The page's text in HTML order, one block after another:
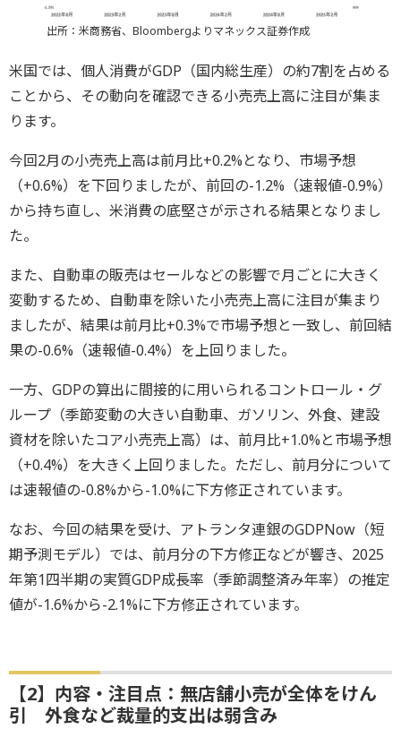
出所：米商務省、Bloombergよりマネックス証券作成
米国では、個人消費がGDP（国内総生産）の約7割を占める
ことから、その動向を確認できる小売売上高に注目が集ま
ります。
今回2月の小売売上高は前月比+0.2%となり、市場予想
（+0.6%）を下回りましたが、前回の-1.2%（速報値-0.9%）
から持ち直し、米消費の底堅さが示される結果となりまし
た。
また、自動車の販売はセールなどの影響で月ごとに大きく
変動するため、自動車を除いた小売売上高に注目が集まり
ましたが、結果は前月比+0.3%で市場予想と一致し、前回結
果の-0.6%（速報値-0.4%）を上回りました。
一方、GDPの算出に間接的に用いられるコントロール・グ
ループ（季節変動の大きい自動車、ガソリン、外食、建設
資材を除いたコア小売売上高）は、前月比+1.0%と市場予想
（+0.4%）を大きく上回りました。ただし、前月分について
は速報値の-0.8%から-1.0%に下方修正されています。
なお、今回の結果を受け、アトランタ連銀のGDPNow（短
期予測モデル）では、前月分の下方修正などが響き、2025
年第1四半期の実質GDP成長率（季節調整済み年率）の推定
値が-1.6%から-2.1%に下方修正されています。
【2】内容・注目点：無店舗小売が全体をけん
引 外食など裁量的支出は弱含み